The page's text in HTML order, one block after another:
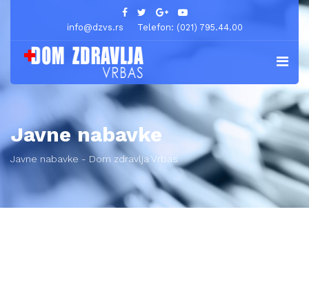
info@dzvs.rs Telefon: (021) 795.44.00
Javne nabavke
Javne nabavke - Dom zdravlja Vrbas